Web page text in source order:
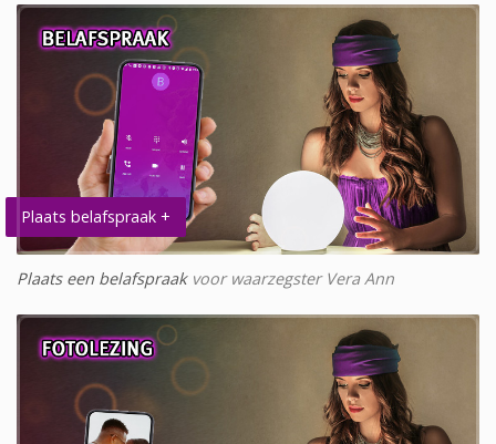
Plaats belafspraak +
Plaats een belafspraakvoor waarzegster Vera Ann